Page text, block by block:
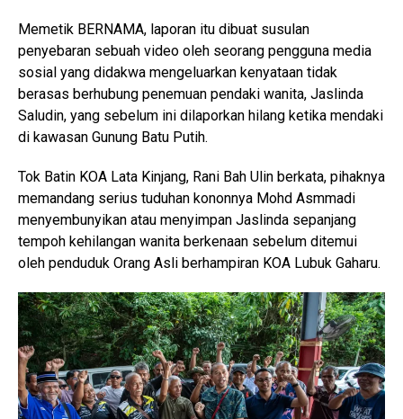
Memetik BERNAMA, laporan itu dibuat susulan
penyebaran sebuah video oleh seorang pengguna media
sosial yang didakwa mengeluarkan kenyataan tidak
berasas berhubung penemuan pendaki wanita, Jaslinda
Saludin, yang sebelum ini dilaporkan hilang ketika mendaki
di kawasan Gunung Batu Putih.
Tok Batin KOA Lata Kinjang, Rani Bah Ulin berkata, pihaknya
memandang serius tuduhan kononnya Mohd Asmmadi
menyembunyikan atau menyimpan Jaslinda sepanjang
tempoh kehilangan wanita berkenaan sebelum ditemui
oleh penduduk Orang Asli berhampiran KOA Lubuk Gaharu.